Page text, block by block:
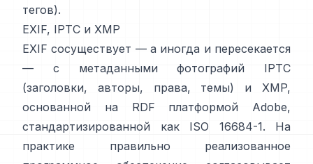
тегов).
EXIF, IPTC и XMP
EXIF сосуществует — а иногда и пересекается
— с метаданными фотографий IPTC
(заголовки, авторы, права, темы) и XMP,
основанной на RDF платформой Adobe,
стандартизированной как ISO 16684-1. На
практике правильно реализованное